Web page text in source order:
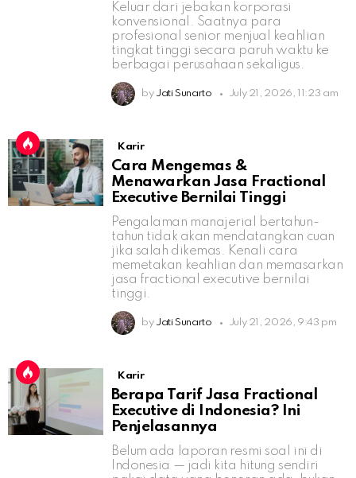
Keluar dari jebakan korporasi
konvensional. Saatnya para
profesional senior menjual keahlian
tingkat tinggi secara paruh waktu ke
berbagai perusahaan sekaligus.
by Jati Sunarto July 21, 2026, 11:23 am
Karir
Cara Mengemas &
Menawarkan Jasa Fractional
Executive Bernilai Tinggi
Pengalaman manajerial bertahun-
tahun tidak akan mendatangkan cuan
jika salah dikemas. Kenali cara
memetakan keahlian dan memasarkan
jasa fractional executive bernilai
tinggi.
by Jati Sunarto July 21, 2026, 9:43 pm
Karir
Berapa Tarif Jasa Fractional
Executive di Indonesia? Ini
Penjelasannya
Belum ada laporan resmi soal ini di
Indonesia — jadi kita hitung sendiri